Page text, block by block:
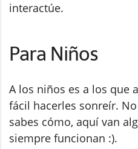
interactúe.
Para Niños
A los niños es a los que
fácil hacerles sonreír.
sabes cómo, aquí van
siempre funcionan :).